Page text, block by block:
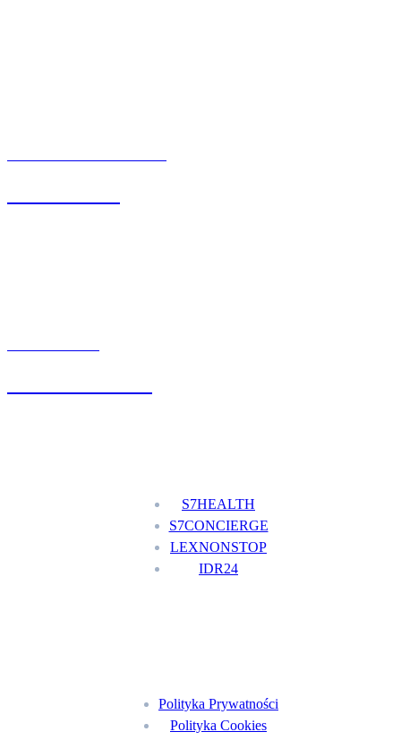
S7HEALTH
S7CONCIERGE
LEXNONSTOP
IDR24
Polityka Prywatności
Polityka Cookies